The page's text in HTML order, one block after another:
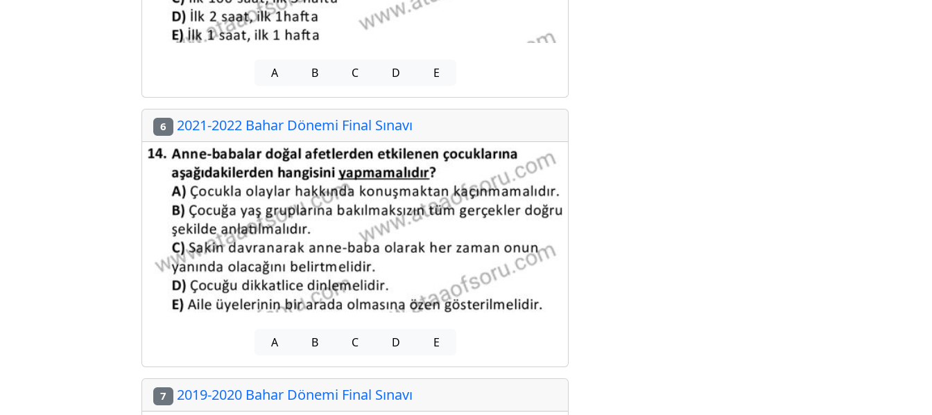
A B C D E
6 2021-2022 Bahar Dönemi Final Sınavı
A B C D E
7 2019-2020 Bahar Dönemi Final Sınavı